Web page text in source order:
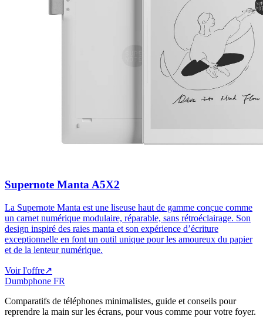
Supernote Manta A5X2
La Supernote Manta est une liseuse haut de gamme conçue comme
un carnet numérique modulaire, réparable, sans rétroéclairage. Son
design inspiré des raies manta et son expérience d’écriture
exceptionnelle en font un outil unique pour les amoureux du papier
et de la lenteur numérique.
Voir l'offre↗
Dumbphone FR
Comparatifs de téléphones minimalistes, guide et conseils pour
reprendre la main sur les écrans, pour vous comme pour votre foyer.